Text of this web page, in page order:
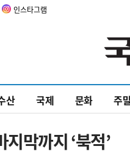
인스타그램
산 국제 문화 주
막까지 ‘북적’